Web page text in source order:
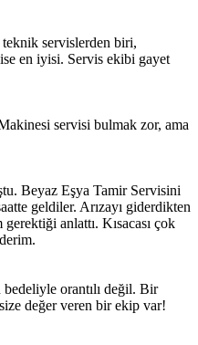
servislerden biri,
ise en iyisi. Servis ekibi gayet
servisi bulmak zor, ama
Beyaz Eşya Tamir Servisini
geldiler. Arızayı giderdikten
anlattı. Kısacası çok
bedeliyle orantılı değil. Bir
değer veren bir ekip var!